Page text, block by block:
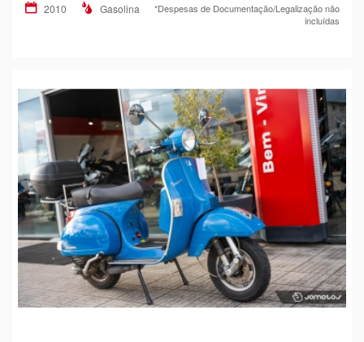
2010 Gasolina
*Despesas de Documentação/Legalização não
incluídas